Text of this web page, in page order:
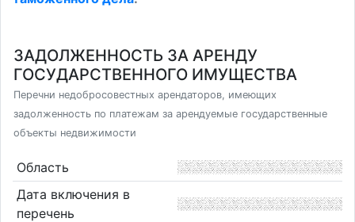
ЗАДОЛЖЕННОСТЬ ЗА АРЕНДУ
ГОСУДАРСТВЕННОГО ИМУЩЕСТВА
Перечни недобросовестных арендаторов, имеющих
задолженность по платежам за арендуемые государственные
объекты недвижимости
Область
Дата включения в
перечень